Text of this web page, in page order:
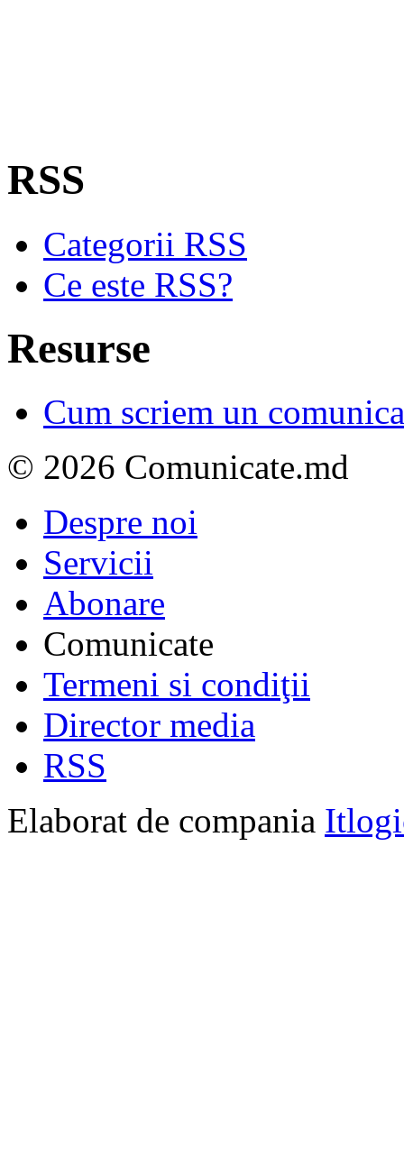
RSS
Categorii RSS
Ce este RSS?
Resurse
Cum scriem un
© 2026 Comunicate.md
Despre noi
Servicii
Abonare
Comunicate
Termeni si condiţii
Director media
RSS
Elaborat de compania